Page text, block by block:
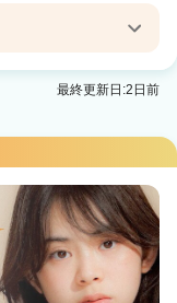
最終更新日:2日前